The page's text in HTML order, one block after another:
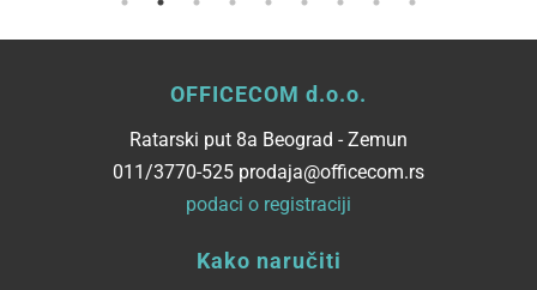
OFFICECOM d.o.o.
Ratarski put 8a Beograd - Zemun
011/3770-525 prodaja@officecom.rs
podaci o registraciji
Kako naručiti